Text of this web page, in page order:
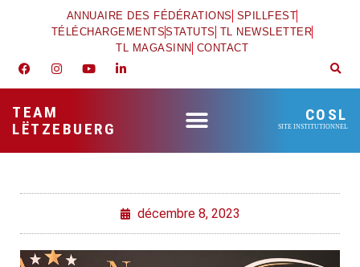
ANNUAIRE DES FÉDÉRATIONS SPILLFEST
TÉLÉCHARGEMENTSSTATUTS TL NEWSLETTER
TL MAGASINN CONTACT
TEAM
LËTZEBUERG
COSL
SITE INSTITUTIONNEL
décembre 8, 2023